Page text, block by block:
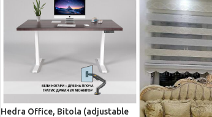
Hedra Office, Bitola (adjustable